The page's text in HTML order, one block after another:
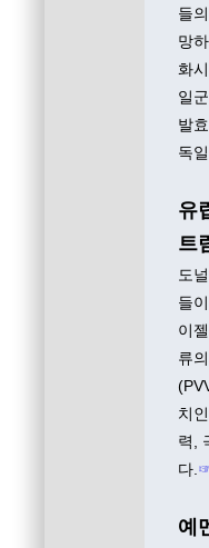
들
망
화
일
발
독
유
트
도
들
이
류
치
력,
다.
예